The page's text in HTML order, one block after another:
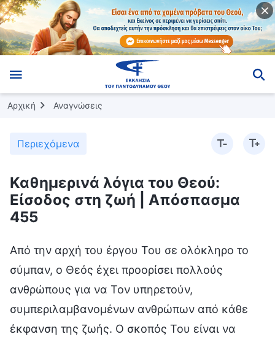
Αρχική Αναγνώσεις
Περιεχόμενα
Καθημερινά λόγια του Θεού:
Είσοδος στη ζωή | Απόσπασμα
455
Από την αρχή του έργου Του σε ολόκληρο το
σύμπαν, ο Θεός έχει προορίσει πολλούς
ανθρώπους για να Τον υπηρετούν,
συμπεριλαμβανομένων ανθρώπων από κάθε
έκφανση της ζωής. Ο σκοπός Του είναι να